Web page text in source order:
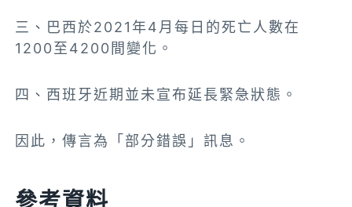
三、巴西於2021年4月每日的死亡人數在
1200至4200間變化。
四、西班牙近期並未宣布延長緊急狀態。
因此，傳言為「部分錯誤」訊息。
參考資料